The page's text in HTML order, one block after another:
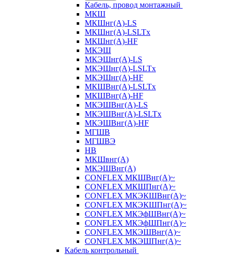
Кабель, провод монтажный
МКШ
МКШнг(А)-LS
МКШнг(А)-LSLTx
МКШнг(А)-HF
МКЭШ
МКЭШнг(А)-LS
МКЭШнг(А)-LSLTx
МКЭШнг(А)-HF
МКШВнг(A)-LSLTx
МКШВнг(А)-HF
МКЭШВнг(А)-LS
МКЭШВнг(A)-LSLTx
МКЭШВнг(А)-HF
МГШВ
МГШВЭ
НВ
МКШвнг(А)
МКЭШВнг(А)
CONFLEX МКШВнг(А)~
CONFLEX МКШПнг(А)~
CONFLEX МКЭКШВнг(А)~
CONFLEX МКЭКШПнг(А)~
CONFLEX МКЭфШВнг(А)~
CONFLEX МКЭфШПнг(А)~
CONFLEX МКЭШВнг(А)~
CONFLEX МКЭШПнг(А)~
Кабель контрольный